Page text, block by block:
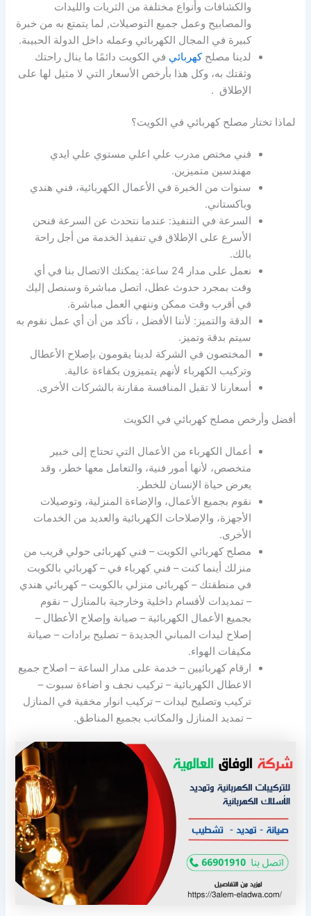
والكشافات وأنواع مختلفة من الثريات والليدات
والمصابيح وعمل جميع التوصيلات, لما يتمتع به من خبرة
كبيرة في المجال الكهربائي وعمله داخل الدولة الحبيبة.
لدينا مصلحكهربائي في الكويت دائمًا ما ينال راحتك
وثقتك به، وكل هذا بأرخص الأسعار التي لا مثيل لها على
الإطلاق .
لماذا تختار مصلح كهربائي في الكويت؟
فني مختص مدرب علي اعلي مستوي علي ايدي
مهندسين متميزين.
سنوات من الخبرة في الأعمال الكهربائية، فني هندي
وباكستاني.
السرعة في التنفيذ: عندما نتحدث عن السرعة فنحن
الأسرع على الإطلاق في تنفيذ الخدمة من أجل راحة
بالك.
نعمل على مدار 24 ساعة: يمكنك الاتصال بنا في أي
وقت بمجرد حدوث عطل، اتصل مباشرة وسنصل إليك
في أقرب وقت ممكن وننهي العمل مباشرة.
الدقة والتميز: لأننا الأفضل ، تأكد من أن أي عمل نقوم به
سيتم بدقة وتميز.
المختصون في الشركة لدينا يقومون بإصلاح الأعطال
وتركيب الكهرباء لأنهم يتميزون بكفاءة عالية.
أسعارنا لا تقبل المنافسة مقارنة بالشركات الأخرى.
أفضل وأرخص مصلح كهربائي في الكويت
أعمال الكهرباء من الأعمال التي تحتاج إلى خبير
متخصص، لأنها أمور فنية، والتعامل معها خطر، وقد
يعرض حياة الإنسان للخطر.
نقوم بجميع الأعمال، والإضاءة المنزلية، وتوصيلات
الأجهزة، والإصلاحات الكهربائية والعديد من الخدمات
الأخرى.
مصلح كهربائي الكويت – فني كهربائى حولي قريب من
منزلك أينما كنت – فني كهرباء في – كهربائي بالكويت
في منطقتك – كهربائى منزلي بالكويت – كهربائي هندي
– تمديدات لأقسام داخلية وخارجية بالمنازل – نقوم
بجميع الأعمال الكهربائية – صيانة وإصلاح الأعطال –
إصلاح ليدات المباني الجديدة – تصليح برادات – صيانة
مكيفات الهواء.
ارقام كهربائيين – خدمة على مدار الساعة – اصلاح جميع
الاعطال الكهربائية – تركيب نجف و اضاءة سبوت –
تركيب وتصليح ليدات – تركيب انوار مخفية في المنازل
– تمديد المنازل والمكاتب بجميع المناطق.